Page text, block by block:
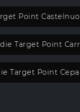
Point
Target Point
Target Point